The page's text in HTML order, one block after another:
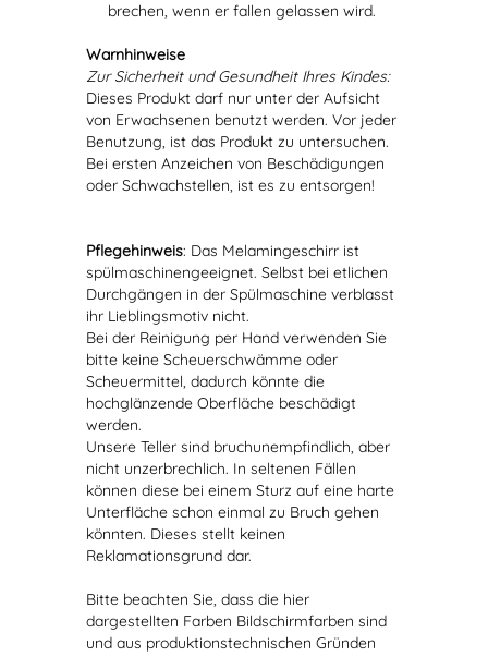
brechen, wenn er fallen gelassen wird.
Warnhinweise
Zur Sicherheit und Gesundheit Ihres Kindes:
Dieses Produkt darf nur unter der Aufsicht
von Erwachsenen benutzt werden. Vor jeder
Benutzung, ist das Produkt zu untersuchen.
Bei ersten Anzeichen von Beschädigungen
oder Schwachstellen, ist es zu entsorgen!
Pflegehinweis: Das Melamingeschirr ist
spülmaschinengeeignet. Selbst bei etlichen
Durchgängen in der Spülmaschine verblasst
ihr Lieblingsmotiv nicht.
Bei der Reinigung per Hand verwenden Sie
bitte keine Scheuerschwämme oder
Scheuermittel, dadurch könnte die
hochglänzende Oberfläche beschädigt
werden.
Unsere Teller sind bruchunempfindlich, aber
nicht unzerbrechlich. In seltenen Fällen
können diese bei einem Sturz auf eine harte
Unterfläche schon einmal zu Bruch gehen
könnten. Dieses stellt keinen
Reklamationsgrund dar.
Bitte beachten Sie, dass die hier
dargestellten Farben Bildschirmfarben sind
und aus produktionstechnischen Gründen